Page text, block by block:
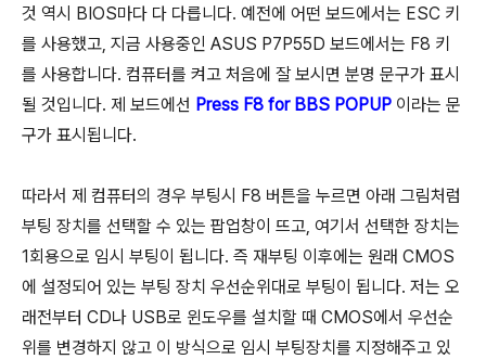
것 역시 BIOS마다 다 다릅니다. 예전에 어떤 보드에서는 ESC 키
를 사용했고, 지금 사용중인 ASUS P7P55D 보드에서는 F8 키
를 사용합니다. 컴퓨터를 켜고 처음에 잘 보시면 분명 문구가 표시
될 것입니다. 제 보드에선 Press F8 for BBS POPUP 이라는 문
구가 표시됩니다.
따라서 제 컴퓨터의 경우 부팅시 F8 버튼을 누르면 아래 그림처럼
부팅 장치를 선택할 수 있는 팝업창이 뜨고, 여기서 선택한 장치는
1회용으로 임시 부팅이 됩니다. 즉 재부팅 이후에는 원래 CMOS
에 설정되어 있는 부팅 장치 우선순위대로 부팅이 됩니다. 저는 오
래전부터 CD나 USB로 윈도우를 설치할 때 CMOS에서 우선순
위를 변경하지 않고 이 방식으로 임시 부팅장치를 지정해주고 있